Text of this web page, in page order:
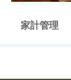
家計管理